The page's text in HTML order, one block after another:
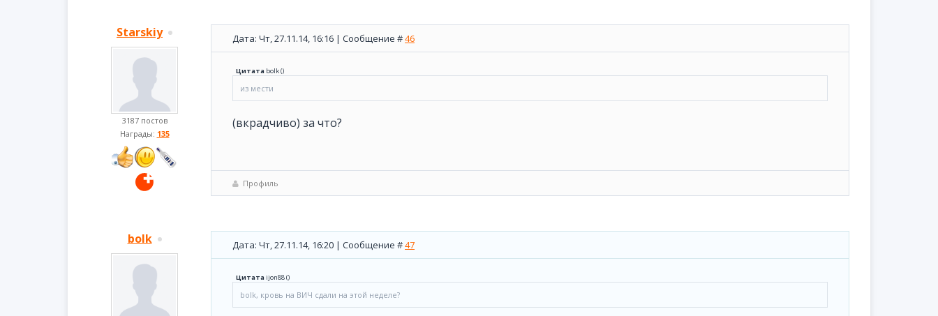
Starskiy
3187 постов
Награды: 135
Дата: Чт, 27.11.14, 16:16 | Сообщение #46
Цитата bolk()
из мести
(вкрадчиво) за что?
Профиль
bolk Дата: Чт, 27.11.14, 16:20 | Сообщение #47
Цитатаijon88()
bolk, кровь на ВИЧ сдали на этой неделе?